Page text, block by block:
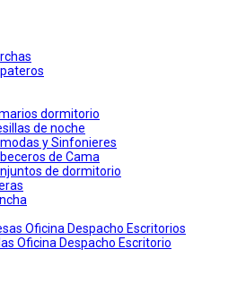
dormitorio
de noche
y Sinfonieres
de Cama
de dormitorio
Oficina Despacho Escritorios
Oficina Despacho Escritorio